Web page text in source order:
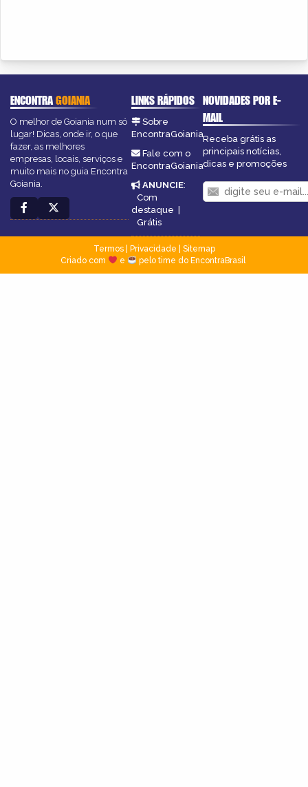
ENCONTRAGOIANIA
O melhor de Goiania num só
lugar! Dicas, onde ir, o que
fazer, as melhores
empresas, locais, serviços e
muito mais no guia Encontra
Goiania.
LINKS RÁPIDOS
Sobre
EncontraGoiania
Fale com o
EncontraGoiania
ANUNCIE:
Com
destaque |
Grátis
NOVIDADES POR E-
MAIL
Receba grátis as
principais notícias,
dicas e promoções
Termos| Privacidade
Sitemap
Criado com
e pelo time do EncontraBrasil